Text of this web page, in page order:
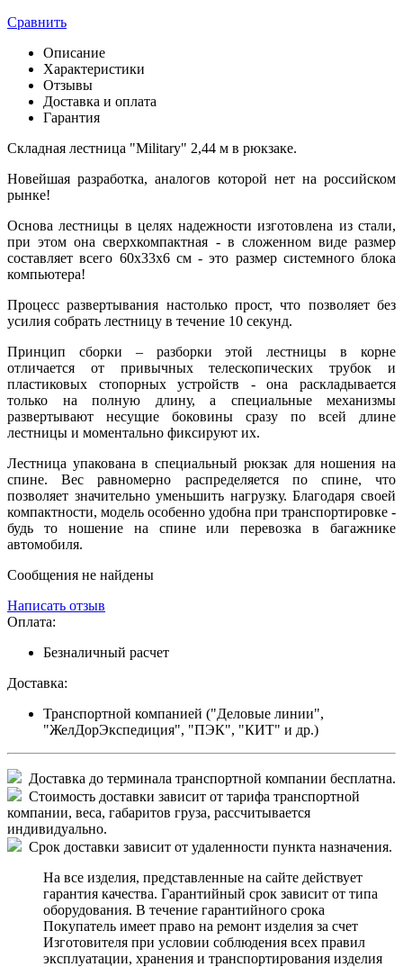
Сравнить
Описание
Характеристики
Отзывы
Доставка и оплата
Гарантия
Складная лестница "Military" 2,44 м в рюкзаке.
Новейшая разработка, аналогов которой нет на российском
рынке!
Основа лестницы в целях надежности изготовлена из стали,
при этом она сверхкомпактная - в сложенном виде размер
составляет всего 60х33х6 см - это размер системного блока
компьютера!
Процесс развертывания настолько прост, что позволяет без
усилия собрать лестницу в течение 10 секунд.
Принцип сборки – разборки этой лестницы в корне
отличается от привычных телескопических трубок и
пластиковых стопорных устройств - она раскладывается
только на полную длину, а специальные механизмы
развертывают несущие боковины сразу по всей длине
лестницы и моментально фиксируют их.
Лестница упакована в специальный рюкзак для ношения на
спине. Вес равномерно распределяется по спине, что
позволяет значительно уменьшить нагрузку. Благодаря своей
компактности, модель особенно удобна при транспортировке -
будь то ношение на спине или перевозка в багажнике
автомобиля.
Сообщения не найдены
Написать отзыв
Оплата:
Безналичный расчет
Доставка:
Транспортной компанией ("Деловые линии",
"ЖелДорЭкспедиция", "ПЭК", "КИТ" и др.)
Доставка до терминала транспортной компании бесплатна.
Стоимость доставки зависит от тарифа транспортной
компании, веса, габаритов груза, рассчитывается
индивидуально.
Срок доставки зависит от удаленности пункта назначения.
На все изделия, представленные на сайте действует
гарантия качества. Гарантийный срок зависит от типа
оборудования. В течение гарантийного срока
Покупатель имеет право на ремонт изделия за счет
Изготовителя при условии соблюдения всех правил
эксплуатации, хранения и транспортирования изделия